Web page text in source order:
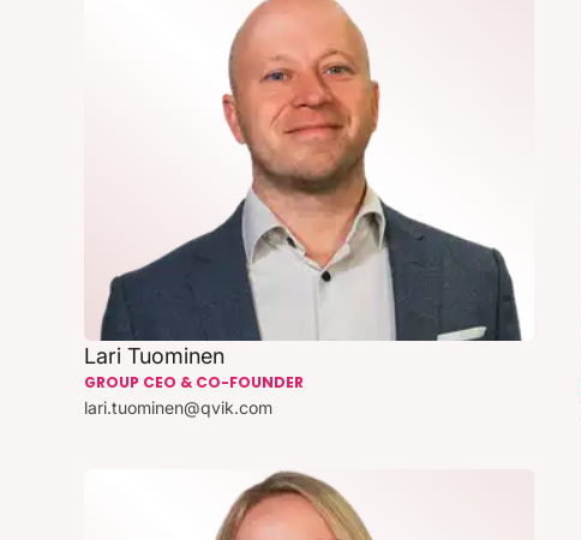
Lari Tuominen
GROUP CEO & CO-FOUNDER
lari.tuominen@qvik.com